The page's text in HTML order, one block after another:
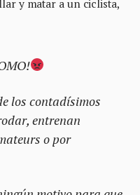
y matar a un ciclista,
los contadísimos
entrenan
o por